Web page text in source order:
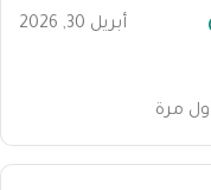
أبريل 30, 2026
مرة